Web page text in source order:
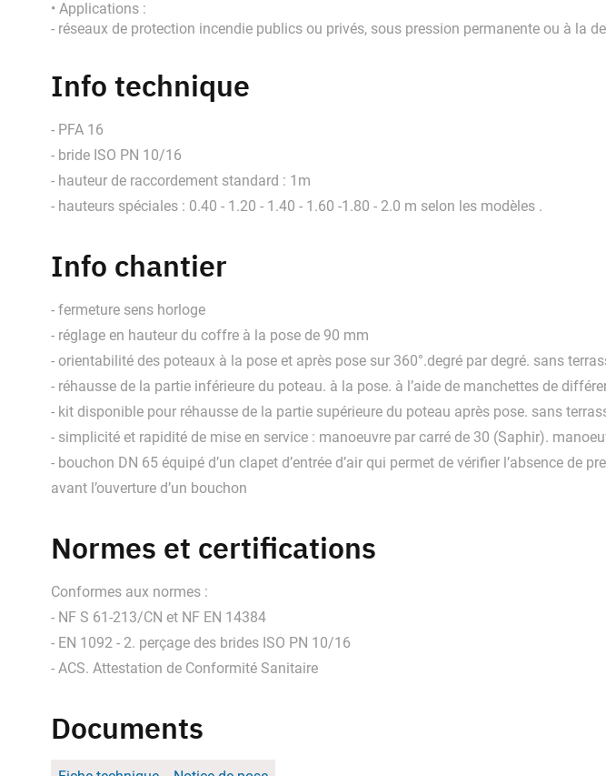
• Applications :
- réseaux de protection incendie publics ou privés, sous pression permanente ou à la
Info technique
- PFA 16
- bride ISO PN 10/16
- hauteur de raccordement standard : 1m
- hauteurs spéciales : 0.40 - 1.20 - 1.40 - 1.60 -1.80 - 2.0 m selon les modèles .
Info chantier
- fermeture sens horloge
- réglage en hauteur du coffre à la pose de 90 mm
- orientabilité des poteaux à la pose et après pose sur 360°.degré par degré. sans
- réhausse de la partie inférieure du poteau. à la pose. à l’aide de manchettes de
- kit disponible pour réhausse de la partie supérieure du poteau après pose. sans
- simplicité et rapidité de mise en service : manoeuvre par carré de 30 (Saphir).
- bouchon DN 65 équipé d’un clapet d’entrée d’air qui permet de vérifier l’absence de
avant l’ouverture d’un bouchon
Normes et certifications
Conformes aux normes :
- NF S 61-213/CN et NF EN 14384
- EN 1092 - 2. perçage des brides ISO PN 10/16
- ACS. Attestation de Conformité Sanitaire
Documents